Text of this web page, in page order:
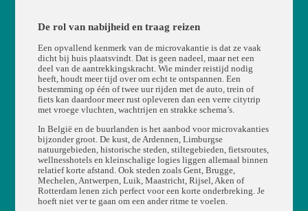
De rol van nabijheid en traag reizen
Een opvallend kenmerk van de microvakantie is dat ze vaak
dicht bij huis plaatsvindt. Dat is geen nadeel, maar net een
deel van de aantrekkingskracht. Wie minder reistijd nodig
heeft, houdt meer tijd over om echt te ontspannen. Een
bestemming op één of twee uur rijden met de auto, trein of
fiets kan daardoor meer rust opleveren dan een verre citytrip
met vroege vluchten, wachtrijen en strakke schema’s.
In België en de buurlanden is het aanbod voor microvakanties
bijzonder groot. De kust, de Ardennen, Limburgse
natuurgebieden, historische steden, stiltegebieden, fietsroutes,
wellnesshotels en kleinschalige logies liggen allemaal binnen
relatief korte afstand. Ook steden zoals Gent, Brugge,
Mechelen, Antwerpen, Luik, Maastricht, Rijsel, Aken of
Rotterdam lenen zich perfect voor een korte onderbreking. Je
hoeft niet ver te gaan om een ander ritme te voelen.